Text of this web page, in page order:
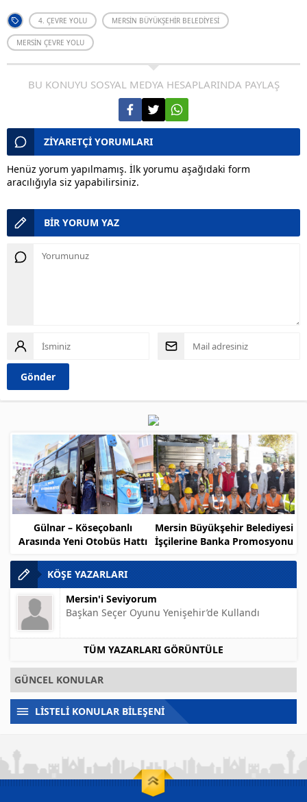
4. ÇEVRE YOLU MERSIN BÜYÜKŞEHIR BELEDIYESI
MERSIN ÇEVRE YOLU
BU KONUYU SOSYAL MEDYA HESAPLARINDA PAYLAŞ
ZİYARETÇİ YORUMLARI
Henüz yorum yapılmamış. İlk yorumu aşağıdaki form
aracılığıyla siz yapabilirsiniz.
BİR YORUM YAZ
Gülnar – Köseçobanlı
Arasında Yeni Otobüs Hattı
Mersin Büyükşehir Belediyesi
İşçilerine Banka Promosyonu
KÖŞE YAZARLARI
Mersin'i Seviyorum
Başkan Seçer Oyunu Yenişehir’de Kullandı
TÜM YAZARLARI GÖRÜNTÜLE
GÜNCEL KONULAR
LİSTELİ KONULAR BİLEŞENİ